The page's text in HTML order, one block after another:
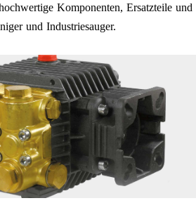
Komponenten, Ersatzteile und
und Industriesauger.